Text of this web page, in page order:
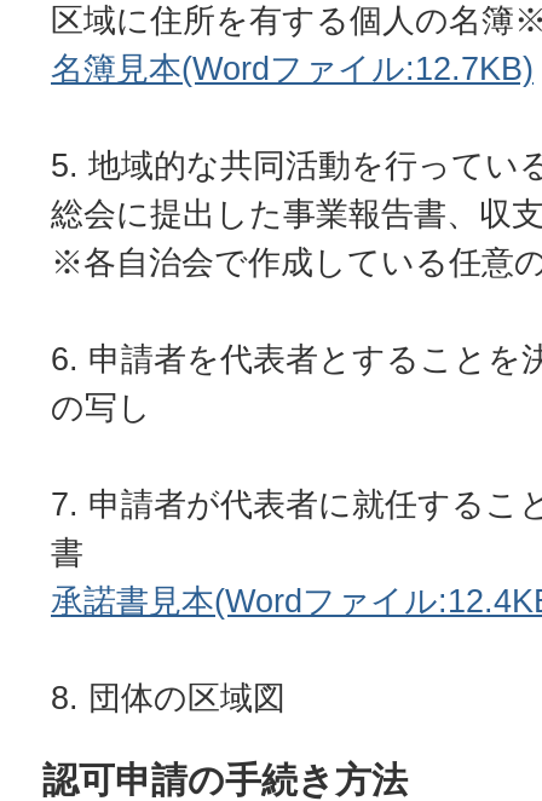
区域に住所を有する個人の名簿
名簿見本(Wordファイル:12.7KB)
地域的な共同活動を行ってい
総会に提出した事業報告書、収
※各自治会で作成している任意
申請者を代表者とすることを
の写し
申請者が代表者に就任するこ
書
承諾書見本(Wordファイル
団体の区域図
認可申請の手続き方法